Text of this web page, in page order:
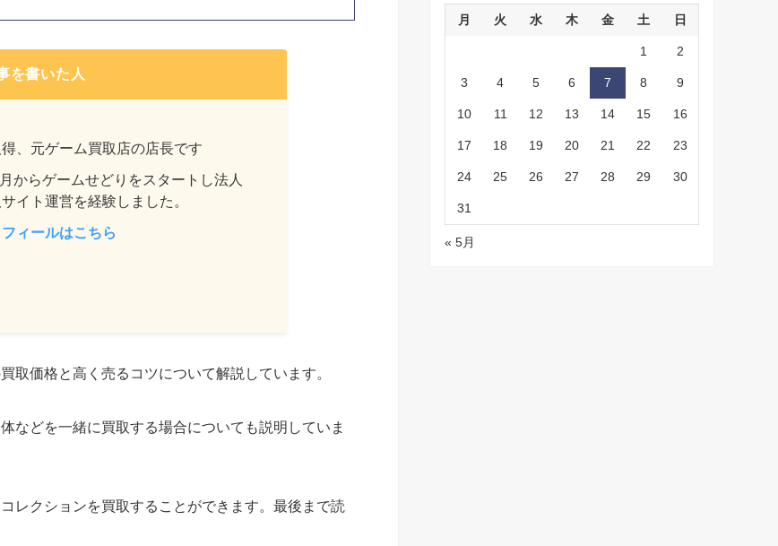
を書いた人
、元ゲーム買取店の店長です
からゲームせどりをスタートし法人
イト運営を経験しました。
ィールはこちら
取価格と高く売るコツについて解説しています。
などを一緒に買取する場合についても説明していま
レクションを買取することができます。最後まで読
月 火 水 木 金 土 日
1 2
3 4 5 6 7 8 9
10 11 12 13 14 15 16
17 18 19 20 21 22 23
24 25 26 27 28 29 30
31
« 5月